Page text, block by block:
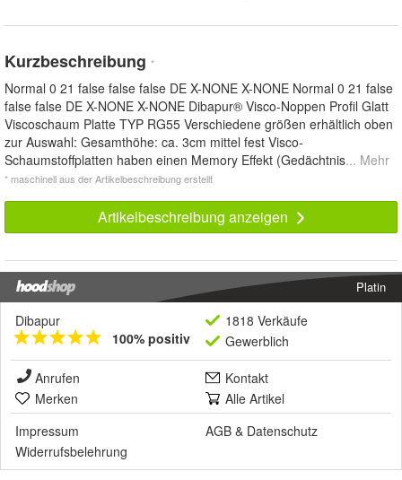
Kurzbeschreibung *
Normal 0 21 false false false DE X-NONE X-NONE Normal 0 21 false
false false DE X-NONE X-NONE Dibapur® Visco-Noppen Profil Glatt
Viscoschaum Platte TYP RG55 Verschiedene größen erhältlich oben
zur Auswahl: Gesamthöhe: ca. 3cm mittel fest Visco-
Schaumstoffplatten haben einen Memory Effekt (Gedächtnis... Mehr
* maschinell aus der Artikelbeschreibung erstellt
Artikelbeschreibung anzeigen
Platin
Dibapur
100% positiv
1818 Verkäufe
Gewerblich
Anrufen
Kontakt
Merken
Alle Artikel
Impressum
AGB & Datenschutz
Widerrufsbelehrung